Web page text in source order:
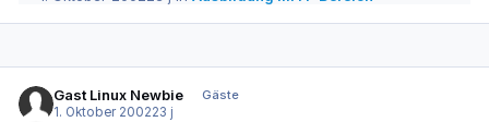
Gast Linux Newbie
Gäste
1. Oktober 200223 j